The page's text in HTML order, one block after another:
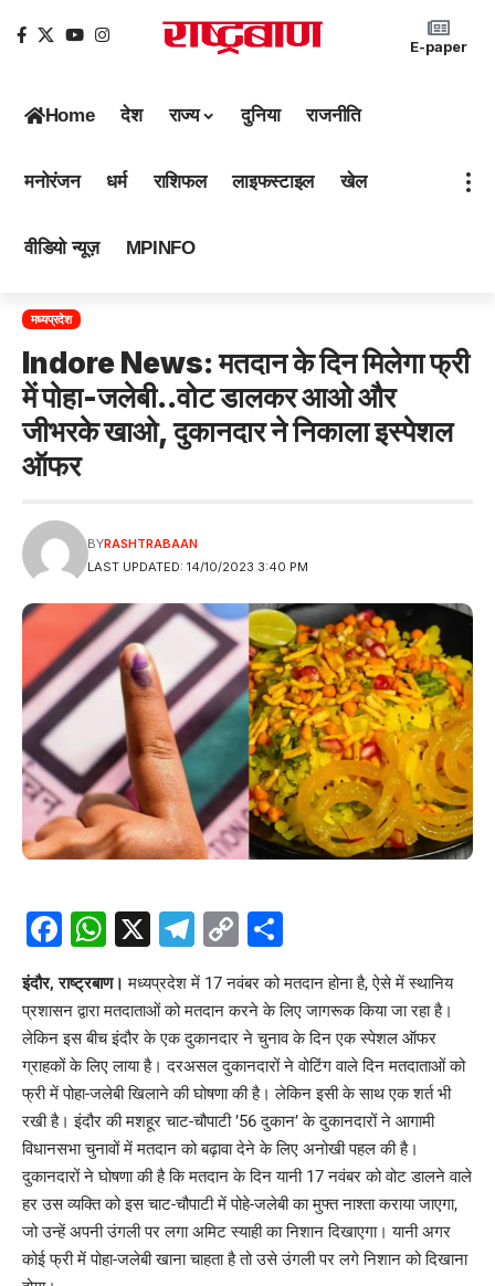
E-paper
Home देश राज्य दुनिया राजनीति
मनोरंजन धर्म राशिफल लाइफस्टाइल खेल
वीडियो न्यूज़ MPINFO
मध्यप्रदेश
Indore News: मतदान के दिन मिलेगा फ्री
में पोहा-जलेबी..वोट डालकर आओ और
जीभरके खाओ, दुकानदार ने निकाला इस्पेशल
ऑफर
LAST UPDATED: 14/10/2023 3:40 PM
BYRASHTRABAAN
Facebook
WhatsApp
X Telegram
Copy
Link
इंदौर, राष्ट्रबाण। मध्यप्रदेश में 17 नवंबर को मतदान होना है, ऐसे में स्थानिय
प्रशासन द्वारा मतदाताओं को मतदान करने के लिए जागरूक किया जा रहा है।
लेकिन इस बीच इंदौर के एक दुकानदार ने चुनाव के दिन एक स्पेशल ऑफर
ग्राहकों के लिए लाया है। दरअसल दुकानदारों ने वोटिंग वाले दिन मतदाताओं को
फ्री में पोहा-जलेबी खिलाने की घोषणा की है। लेकिन इसी के साथ एक शर्त भी
रखी है। इंदौर की मशहूर चाट-चौपाटी ’56 दुकान’ के दुकानदारों ने आगामी
विधानसभा चुनावों में मतदान को बढ़ावा देने के लिए अनोखी पहल की है।
दुकानदारों ने घोषणा की है कि मतदान के दिन यानी 17 नवंबर को वोट डालने वाले
हर उस व्यक्ति को इस चाट-चौपाटी में पोहे-जलेबी का मुफ्त नाश्ता कराया जाएगा,
जो उन्हें अपनी उंगली पर लगा अमिट स्याही का निशान दिखाएगा। यानी अगर
कोई फ्री में पोहा-जलेबी खाना चाहता है तो उसे उंगली पर लगे निशान को दिखाना